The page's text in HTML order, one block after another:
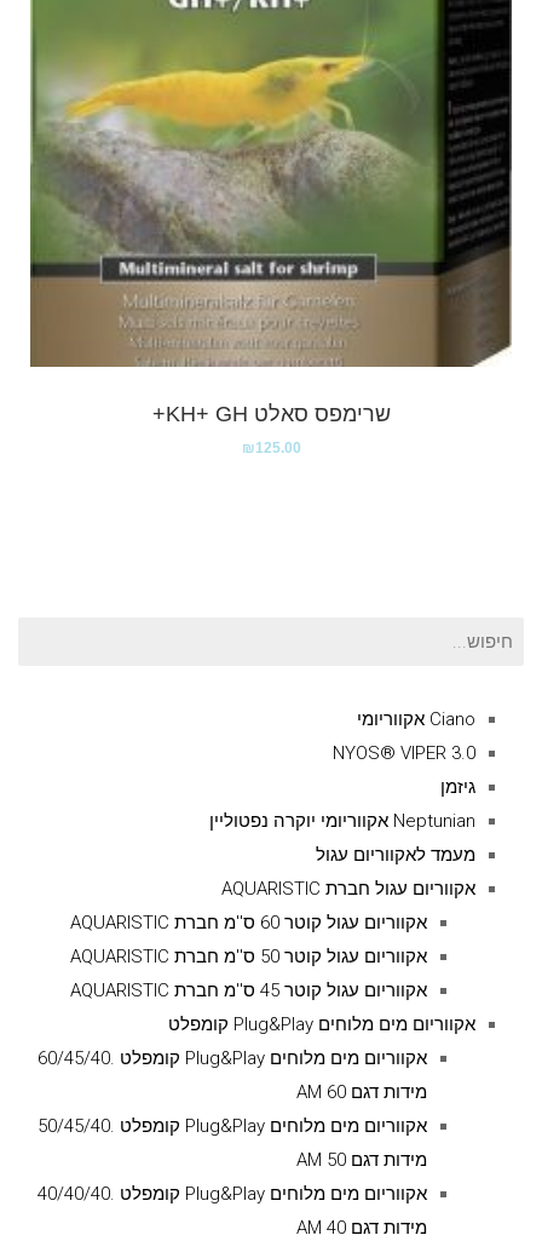
שרימפס סאלט KH+ GH+
₪125.00
חיפוש
Ciano אקווריומי
NYOS® VIPER 3.0
גיזמן
Neptunian אקווריומי יוקרה נפטוליין
מעמד לאקווריום עגול
אקווריום עגול חברת AQUARISTIC
אקווריום עגול קוטר 60 ס''מ חברת AQUARISTIC
אקווריום עגול קוטר 50 ס''מ חברת AQUARISTIC
אקווריום עגול קוטר 45 ס''מ חברת AQUARISTIC
אקווריום מים מלוחים Plug&Play קומפלט
אקווריום מים מלוחים Plug&Play קומפלט .60/45/40
מידות דגם AM 60
אקווריום מים מלוחים Plug&Play קומפלט .50/45/40
מידות דגם AM 50
אקווריום מים מלוחים Plug&Play קומפלט .40/40/40
מידות דגם AM 40